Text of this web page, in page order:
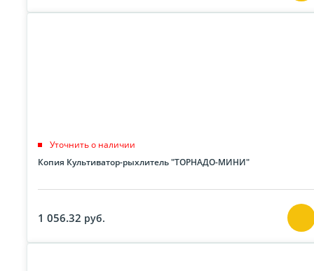
Уточнить о наличии
Копия Культиватор-рыхлитель "ТОРНАДО-МИНИ"
1 056.32 руб.